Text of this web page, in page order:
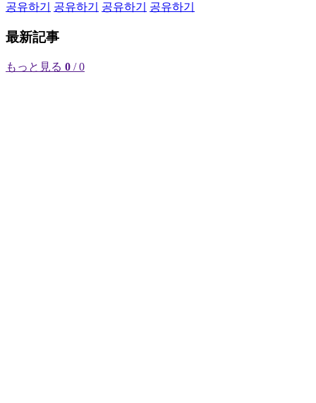
공유하기
공유하기 공유하기 공유하기
最新記事
もっと見る 0 / 0